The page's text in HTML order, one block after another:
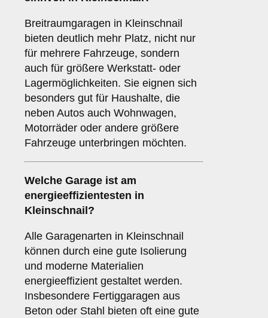
Breitraumgaragen in Kleinschnail
bieten deutlich mehr Platz, nicht nur
für mehrere Fahrzeuge, sondern
auch für größere Werkstatt- oder
Lagermöglichkeiten. Sie eignen sich
besonders gut für Haushalte, die
neben Autos auch Wohnwagen,
Motorräder oder andere größere
Fahrzeuge unterbringen möchten.
Welche Garage ist am
energieeffizientesten in
Kleinschnail?
Alle Garagenarten in Kleinschnail
können durch eine gute Isolierung
und moderne Materialien
energieeffizient gestaltet werden.
Insbesondere Fertiggaragen aus
Beton oder Stahl bieten oft eine gute